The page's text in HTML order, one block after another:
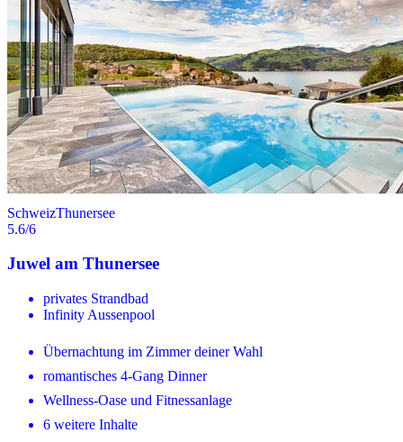
SchweizThunersee
5.6/6
Juwel am Thunersee
privates Strandbad
Infinity Aussenpool
Übernachtung im Zimmer deiner Wahl
romantisches 4-Gang Dinner
Wellness-Oase und Fitnessanlage
6 weitere Inhalte